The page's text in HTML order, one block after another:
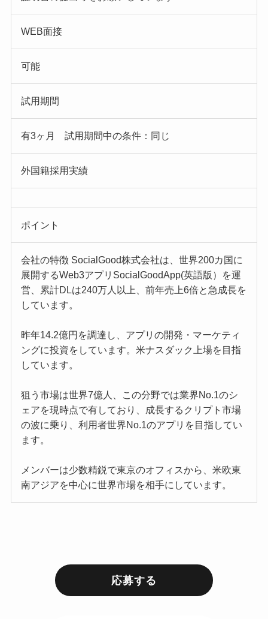
WEB面接
可能
試用期間
有3ヶ月 試用期間中の条件：同じ
外国籍採用実績
ポイント
会社の特徴 SocialGood株式会社は、世界200カ国に
展開するWeb3アプリSocialGoodApp(英語版）を運
営、累計DLは240万人以上、前年売上6倍と急成長を
しています。
昨年14.2億円を調達し、アプリの開発・マーケティ
ングに投資をしています。米ナスダック上場を目指
しています。
狙う市場は世界7億人、この分野では業界No.1のシ
ェアを現時点で有しており、成長するクリプト市場
の波に乗り、利用者世界No.1のアプリを目指してい
ます。
メンバーは少数精鋭で東京のオフィスから、米欧東
南アジアを中心に世界市場を相手にしています。
応募する